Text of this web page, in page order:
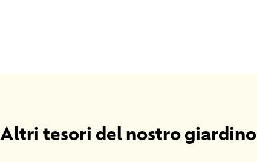
Altri tesori del nostro giardino